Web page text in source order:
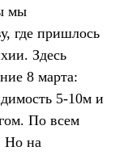
мы
где пришлось
Здесь
8 марта:
5-10м и
По всем
Но на